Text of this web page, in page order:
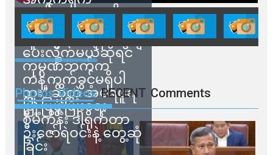
ရောင်းချမှုတွေကို
သက်ဆိုင်ရာတာဝန်ရှိ
သူတွေက ဂရန်တွေချ
ပေးလိုက်မယ်ဆိုရင်
ကုမ္ပဏီဘက်က
ကန့်ကွက်ခွင့်မရှိပါ
ဘူး” ဆိုတဲ့ အမရပူရ
မြို့ပြဖွံ့ဖြိုးရေး
စီမံကိန်း ဒါရိုက်တာ
ဦးဇော်ရဲဝင်းနဲ့ တွေ့ဆုံ
ခြင်း
Photos Videos RECENT Comments